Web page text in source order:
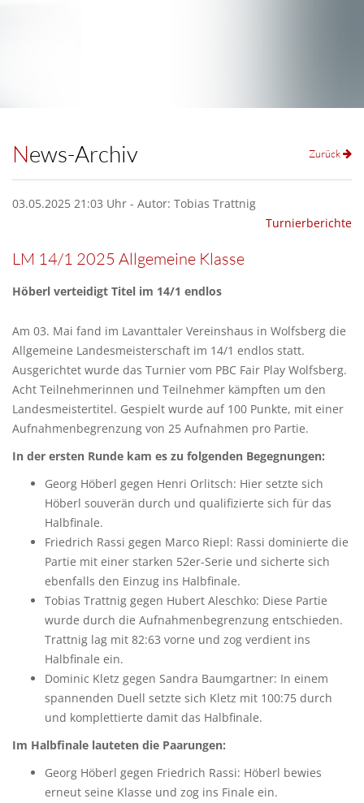
News-Archiv Zurück
03.05.2025 21:03 Uhr - Autor: Tobias Trattnig
Turnierberichte
LM 14/1 2025 Allgemeine Klasse
Höberl verteidigt Titel im 14/1 endlos
Am 03. Mai fand im Lavanttaler Vereinshaus in Wolfsberg die
Allgemeine Landesmeisterschaft im 14/1 endlos statt.
Ausgerichtet wurde das Turnier vom PBC Fair Play Wolfsberg.
Acht Teilnehmerinnen und Teilnehmer kämpften um den
Landesmeistertitel. Gespielt wurde auf 100 Punkte, mit einer
Aufnahmenbegrenzung von 25 Aufnahmen pro Partie.
In der ersten Runde kam es zu folgenden Begegnungen:
Georg Höberl gegen Henri Orlitsch: Hier setzte sich
Höberl souverän durch und qualifizierte sich für das
Halbfinale.
Friedrich Rassi gegen Marco Riepl: Rassi dominierte die
Partie mit einer starken 52er-Serie und sicherte sich
ebenfalls den Einzug ins Halbfinale.
Tobias Trattnig gegen Hubert Aleschko: Diese Partie
wurde durch die Aufnahmenbegrenzung entschieden.
Trattnig lag mit 82:63 vorne und zog verdient ins
Halbfinale ein.
Dominic Kletz gegen Sandra Baumgartner: In einem
spannenden Duell setzte sich Kletz mit 100:75 durch
und komplettierte damit das Halbfinale.
Im Halbfinale lauteten die Paarungen:
Georg Höberl gegen Friedrich Rassi: Höberl bewies
erneut seine Klasse und zog ins Finale ein.